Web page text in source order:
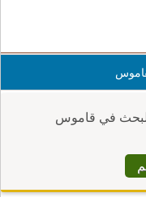
البحث في قاموس